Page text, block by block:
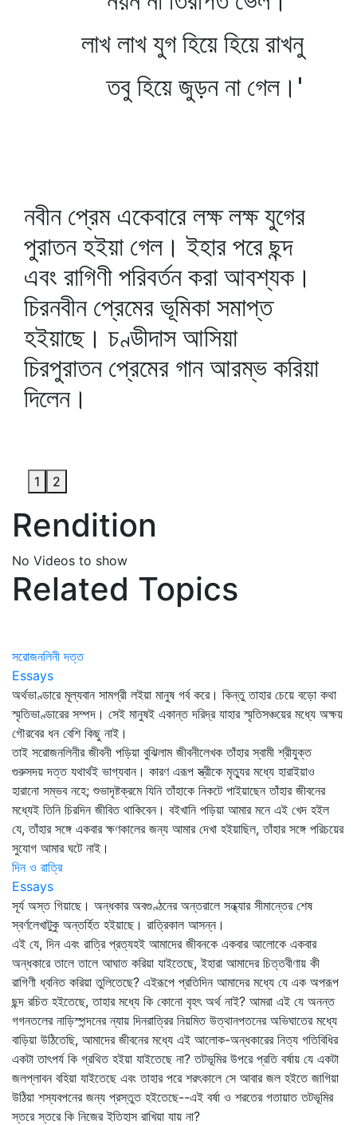
লাখ লাখ যুগ হিয়ে হিয়ে রাখনু
তবু হিয়ে জুড়ন না গেল।'
নবীন প্রেম একেবারে লক্ষ লক্ষ যুগের
পুরাতন হইয়া গেল। ইহার পরে ছন্দ
এবং রাগিণী পরিবর্তন করা আবশ্যক।
চিরনবীন প্রেমের ভূমিকা সমাপ্ত
হইয়াছে। চণ্ডীদাস আসিয়া
চিরপুরাতন প্রেমের গান আরম্ভ করিয়া
দিলেন।
1 2
Rendition
No Videos to show
Related Topics
সরোজনলিনী দত্ত
Essays
অর্থভাণ্ডারে মূল্যবান সামগ্রী লইয়া মানুষ গর্ব করে। কিন্তু তাহার চেয়ে বড়ো কথা
স্মৃতিভাণ্ডারের সম্পদ। সেই মানুষই একান্ত দরিদ্র যাহার স্মৃতিসঞ্চয়ের মধ্যে অক্ষয়
গৌরবের ধন বেশি কিছু নাই।
তাই সরোজনলিনীর জীবনী পড়িয়া বুঝিলাম জীবনীলেখক তাঁহার স্বামী শ্রীযুক্ত
গুরুসদয় দত্ত যথার্থই ভাগ্যবান। কারণ এরূপ স্ত্রীকে মৃত্যুর মধ্যে হারাইয়াও
হারানো সম্ভব নহে; শুভাদৃষ্টক্রমে যিনি তাঁহাকে নিকটে পাইয়াছেন তাঁহার জীবনের
মধ্যেই তিনি চিরদিন জীবিত থাকিবেন। বইখানি পড়িয়া আমার মনে এই খেদ হইল
যে, তাঁহার সঙ্গে একবার ক্ষণকালের জন্য আমার দেখা হইয়াছিল, তাঁহার সঙ্গে পরিচয়ের
সুযোগ আমার ঘটে নাই।
দিন ও রাত্রি
Essays
সূর্য অস্ত গিয়াছে। অন্ধকার অবগুণ্ঠনের অন্তরালে সন্ধ্যার সীমান্তের শেষ
স্বর্ণলেখাটুকু অন্তর্হিত হইয়াছে। রাত্রিকাল আসন্ন।
এই যে, দিন এবং রাত্রি প্রত্যহই আমাদের জীবনকে একবার আলোকে একবার
অন্ধকারে তালে তালে আঘাত করিয়া যাইতেছে, ইহারা আমাদের চিত্তবীণায় কী
রাগিণী ধ্বনিত করিয়া তুলিতেছে? এইরূপে প্রতিদিন আমাদের মধ্যে যে এক অপরূপ
ছন্দ রচিত হইতেছে, তাহার মধ্যে কি কোনো বৃহৎ অর্থ নাই? আমরা এই যে অনন্ত
গগনতলের নাড়িস্পন্দনের ন্যায় দিনরাত্রির নিয়মিত উত্থানপতনের অভিঘাতের মধ্যে
বাড়িয়া উঠিতেছি, আমাদের জীবনের মধ্যে এই আলোক-অন্ধকারের নিত্য গতিবিধির
একটা তাৎপর্য কি গ্রথিত হইয়া যাইতেছে না? তটভূমির উপরে প্রতি বর্ষায় যে একটা
জলপ্লাবন বহিয়া যাইতেছে এবং তাহার পরে শরৎকালে সে আবার জল হইতে জাগিয়া
উঠিয়া শস্যবপনের জন্য প্রস্তুত হইতেছে--এই বর্ষা ও শরতের গতায়াত তটভূমির
স্তরে স্তরে কি নিজের ইতিহাস রাখিয়া যায় না?